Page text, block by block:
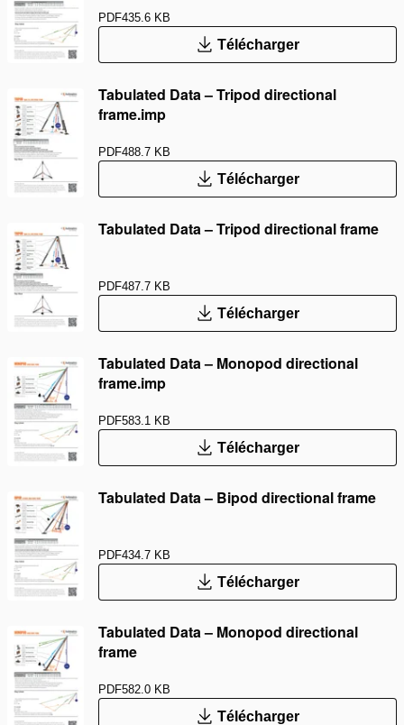
PDF435.6 KB
Télécharger
Tabulated Data – Tripod directional
frame.imp
PDF488.7 KB
Télécharger
Tabulated Data – Tripod directional frame
PDF487.7 KB
Télécharger
Tabulated Data – Monopod directional
frame.imp
PDF583.1 KB
Télécharger
Tabulated Data – Bipod directional frame
PDF434.7 KB
Télécharger
Tabulated Data – Monopod directional
frame
PDF582.0 KB
Télécharger